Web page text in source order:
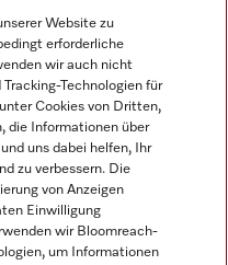
Website zu
erforderliche
wir auch nicht
Technologien für
Cookies von Dritten,
die Informationen über
uns dabei helfen, Ihr
zu verbessern. Die
von Anzeigen
Einwilligung
wir Bloomreach-
um Informationen